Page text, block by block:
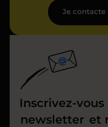
Je contacte
Inscrivez-
newsletter et